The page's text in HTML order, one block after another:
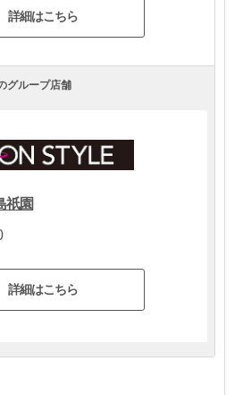
詳細はこちら
グループ店舗
祇園
詳細はこちら